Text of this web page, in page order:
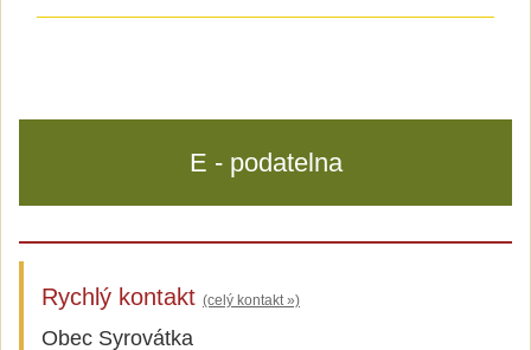
E - podatelna
Rychlý kontakt (celý kontakt »)
Obec Syrovátka